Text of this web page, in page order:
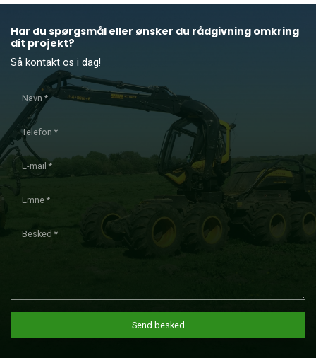
Har du spørgsmål eller ønsker du rådgivning omkring
dit projekt?
Så kontakt os i dag!